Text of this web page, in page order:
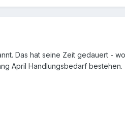
Das hat seine Zeit gedauert -
April Handlungsbedarf bestehen.